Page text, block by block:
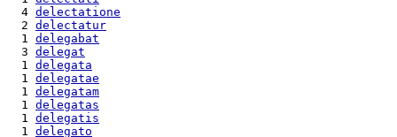
  4
delectatione
  2
delectatur
  1
delegabat
  3
delegat
  1
delegata
  1
delegatae
  1
delegatam
  1
delegatas
  1
delegatis
  1
delegato